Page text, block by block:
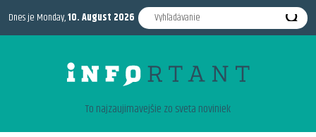
Dnes je Monday,10. August 2026
To najzaujimavejšie zo sveta noviniek